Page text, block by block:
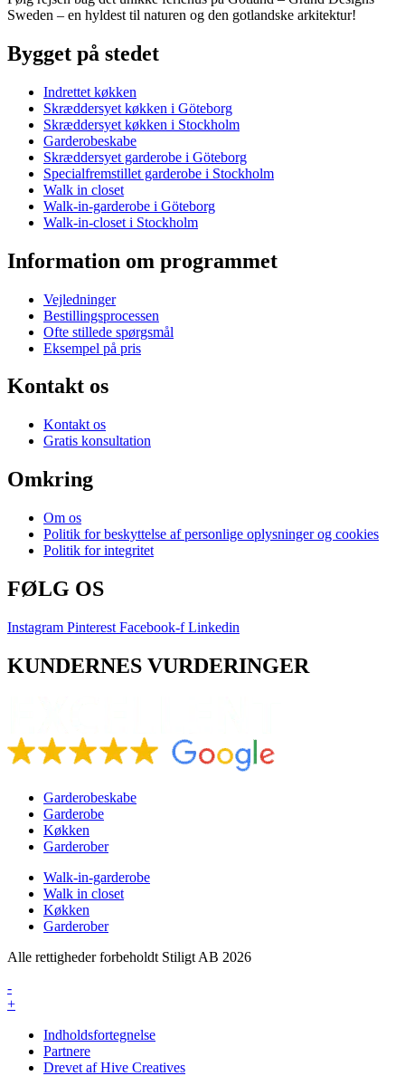
Sweden – en hyldest til naturen og den gotlandske arkitektur!
Bygget på stedet
Indrettet køkken
Skræddersyet køkken i Göteborg
Skræddersyet køkken i Stockholm
Garderobeskabe
Skræddersyet garderobe i Göteborg
Specialfremstillet garderobe i Stockholm
Walk in closet
Walk-in-garderobe i Göteborg
Walk-in-closet i Stockholm
Information om programmet
Vejledninger
Bestillingsprocessen
Ofte stillede spørgsmål
Eksempel på pris
Kontakt os
Kontakt os
Gratis konsultation
Omkring
Om os
Politik for beskyttelse af personlige oplysninger og cookies
Politik for integritet
FØLG OS
Instagram Pinterest Facebook-f Linkedin
KUNDERNES VURDERINGER
Garderobeskabe
Garderobe
Køkken
Garderober
Walk-in-garderobe
Walk in closet
Køkken
Garderober
Alle rettigheder forbeholdt Stiligt AB 2026
-
+
Indholdsfortegnelse
Partnere
Drevet af Hive Creatives